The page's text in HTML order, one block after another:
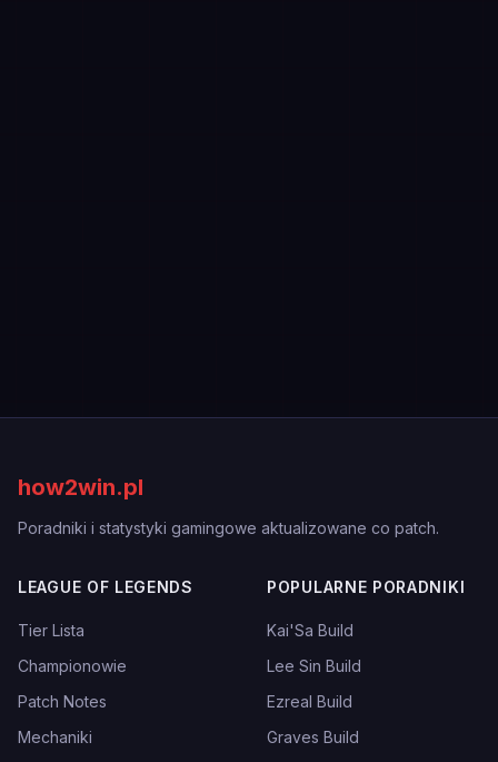
how2win.pl
Poradniki i statystyki gamingowe aktualizowane co patch.
LEAGUE OF LEGENDS
Tier Lista
Championowie
Patch Notes
Mechaniki
POPULARNE PORADNIKI
Kai'Sa Build
Lee Sin Build
Ezreal Build
Graves Build